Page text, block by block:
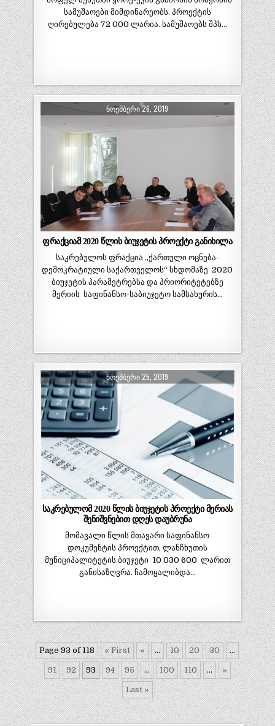
სამუშაოები მიმდინარეობს. პროექტის
ღირებულება 72 000 ლარია. სამუშაოებს შპს…
ᲜᲝᲔᲛᲑᲔᲠᲘ 26, 2019
ფრაქციამ 2020 წლის ბიუჯეტის პროექტი განიხილა
საკრებულოს ფრაქცია ,,ქართული ოცნება-
დემოკრატიული საქართველოს“ სხდომაზე 2020
ბიუჯეტის პარამეტრებსა და პრიორიტეტებზე
მერიის საფინანსო-საბიუჯეტო სამსახურის…
ᲜᲝᲔᲛᲑᲔᲠᲘ 25, 2019
საკრებულომ 2020 წლის ბიუჯეტის პროექტი მერიას
შენიშვნებით დღეს დაუბრუნა
მომავალი წლის მთავარი საფინანსო
დოკუმენტის პროექტით, ლანჩხუთის
მუნიციპალიტეტის ბიუჯეტი 10 030 600 ლარით
განისაზღვრა. ჩამოყალიბდა…
Page 93 of 118 « First « ... 10 20 30 ...
91 92 93 94 95 ... 100 110 ... »
Last »